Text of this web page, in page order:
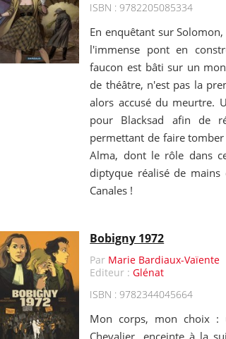
ISBN : 9782205085334
En enquêtant sur
l'immense pont en
faucon est bâti sur un
de théâtre, n'est pas la
alors accusé du meurtre.
pour Blacksad afin de
permettant de faire
Alma, dont le rôle dans
diptyque réalisé de mains
Canales !
Bobigny 1972
Par Marie Bardiaux-Vaïente
Editeur :Glénat
ISBN : 9782344045664
Mon corps, mon choix :
Chevalier, enceinte à la